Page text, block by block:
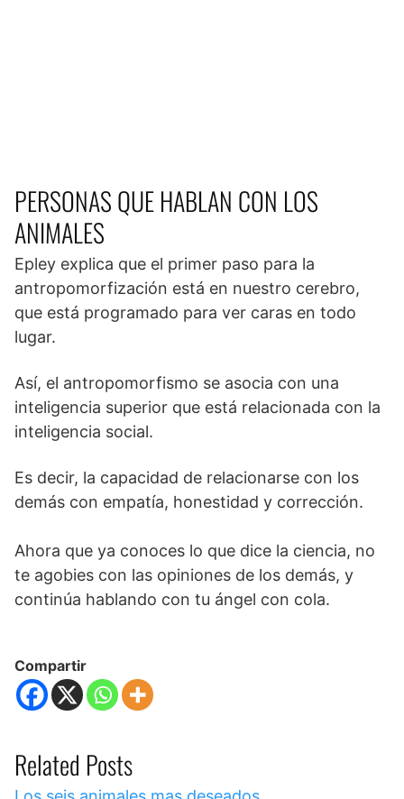
PERSONAS QUE HABLAN CON LOS
ANIMALES
Epley explica que el primer paso para la
antropomorfización está en nuestro cerebro,
que está programado para ver caras en todo
lugar.
Así, el antropomorfismo se asocia con una
inteligencia superior que está relacionada con la
inteligencia social.
Es decir, la capacidad de relacionarse con los
demás con empatía, honestidad y corrección.
Ahora que ya conoces lo que dice la ciencia, no
te agobies con las opiniones de los demás, y
continúa hablando con tu ángel con cola.
Compartir
Related Posts